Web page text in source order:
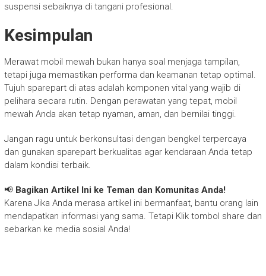
suspensi sebaiknya di tangani profesional.
Kesimpulan
Merawat mobil mewah bukan hanya soal menjaga tampilan,
tetapi juga memastikan performa dan keamanan tetap optimal.
Tujuh sparepart di atas adalah komponen vital yang wajib di
pelihara secara rutin. Dengan perawatan yang tepat, mobil
mewah Anda akan tetap nyaman, aman, dan bernilai tinggi.
Jangan ragu untuk berkonsultasi dengan bengkel terpercaya
dan gunakan sparepart berkualitas agar kendaraan Anda tetap
dalam kondisi terbaik.
📢 Bagikan Artikel Ini ke Teman dan Komunitas Anda!
Karena Jika Anda merasa artikel ini bermanfaat, bantu orang lain
mendapatkan informasi yang sama. Tetapi Klik tombol share dan
sebarkan ke media sosial Anda!